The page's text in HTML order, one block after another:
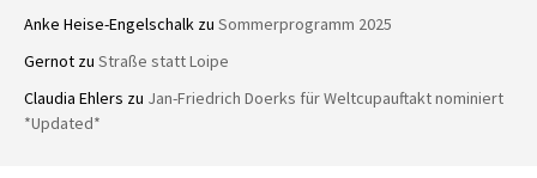
Anke Heise-Engelschalk zu Sommerprogramm 2025
Gernot zu Straße statt Loipe
Claudia Ehlers zu Jan-Friedrich Doerks für Weltcupauftakt nominiert
*Updated*